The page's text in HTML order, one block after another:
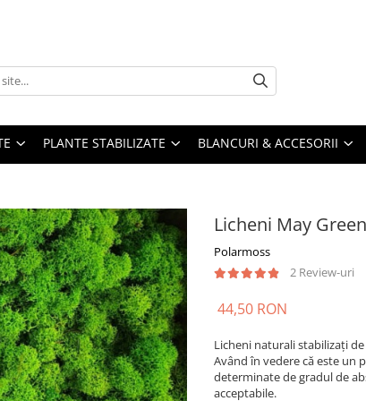
PLANTE STABILIZATE BLANCURI & ACCESORII
Licheni May
Polarmoss
2 Review-uri
44,50 RON
Licheni naturali stabilizați
Având în vedere că este un
determinate de gradul de
acceptabile.